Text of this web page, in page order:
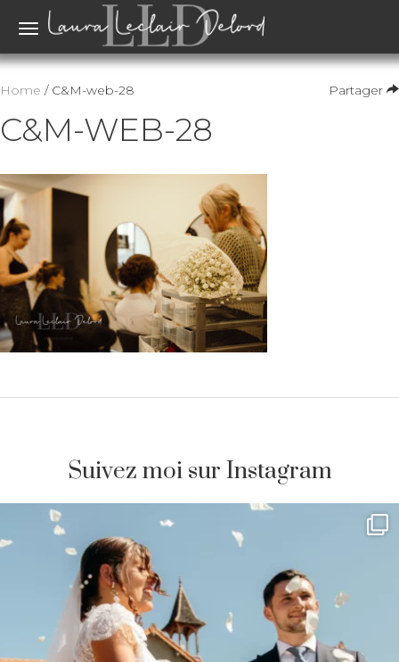
Toggle
Partager
Home / C&M-web-28
C&M-WEB-28
Suivez moi sur Instagram